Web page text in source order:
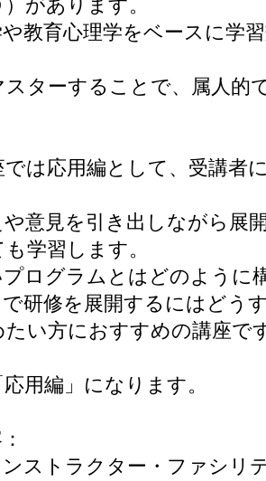
があります。
や教育心理学をベースに学
スターすることで、属人的
では応用編として、受講者
意見を引き出しながら展
学習します。
ログラムとはどのように
研修を展開するにはどう
たい方におすすめの講座で
用編」になります。
ストラクター・ファシリ